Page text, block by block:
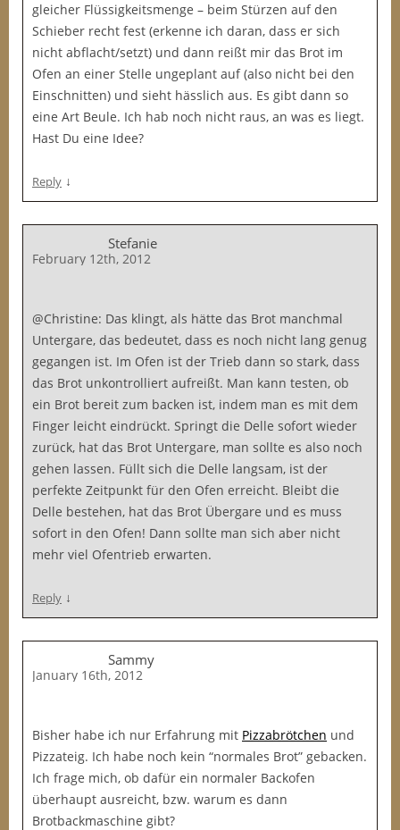
gleicher Flüssigkeitsmenge – beim Stürzen auf den
Schieber recht fest (erkenne ich daran, dass er sich
nicht abflacht/setzt) und dann reißt mir das Brot im
Ofen an einer Stelle ungeplant auf (also nicht bei den
Einschnitten) und sieht hässlich aus. Es gibt dann so
eine Art Beule. Ich hab noch nicht raus, an was es liegt.
Hast Du eine Idee?
Reply ↓
Stefanie
February 12th, 2012
@Christine: Das klingt, als hätte das Brot manchmal
Untergare, das bedeutet, dass es noch nicht lang genug
gegangen ist. Im Ofen ist der Trieb dann so stark, dass
das Brot unkontrolliert aufreißt. Man kann testen, ob
ein Brot bereit zum backen ist, indem man es mit dem
Finger leicht eindrückt. Springt die Delle sofort wieder
zurück, hat das Brot Untergare, man sollte es also noch
gehen lassen. Füllt sich die Delle langsam, ist der
perfekte Zeitpunkt für den Ofen erreicht. Bleibt die
Delle bestehen, hat das Brot Übergare und es muss
sofort in den Ofen! Dann sollte man sich aber nicht
mehr viel Ofentrieb erwarten.
Reply ↓
Sammy
January 16th, 2012
Bisher habe ich nur Erfahrung mit Pizzabrötchen und
Pizzateig. Ich habe noch kein “normales Brot” gebacken.
Ich frage mich, ob dafür ein normaler Backofen
überhaupt ausreicht, bzw. warum es dann
Brotbackmaschine gibt?